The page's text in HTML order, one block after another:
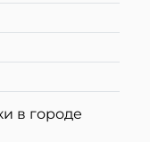
в городе